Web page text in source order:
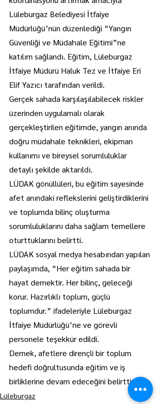
Lüleburgaz Belediyesi İtfaiye
Müdürlüğü’nün düzenlediği “Yangın
Güvenliği ve Müdahale Eğitimi”ne
katılım sağlandı. Eğitim, Lüleburgaz
İtfaiye Müdürü Haluk Tez ve İtfaiye Eri
Elif Yazıcı tarafından verildi.
Gerçek sahada karşılaşılabilecek riskler
üzerinden uygulamalı olarak
gerçekleştirilen eğitimde, yangın anında
doğru müdahale teknikleri, ekipman
kullanımı ve bireysel sorumluluklar
detaylı şekilde aktarıldı.
LÜDAK gönüllüleri, bu eğitim sayesinde
afet anındaki reflekslerini geliştirdiklerini
ve toplumda bilinç oluşturma
sorumluluklarını daha sağlam temellere
oturttuklarını belirtti.
LÜDAK sosyal medya hesabından yapılan
paylaşımda, “Her eğitim sahada bir
hayat demektir. Her bilinç, geleceği
korur. Hazırlıklı toplum, güçlü
toplumdur.” ifadeleriyle Lüleburgaz
İtfaiye Müdürlüğü’ne ve görevli
personele teşekkür edildi.
Dernek, afetlere dirençli bir toplum
hedefi doğrultusunda eğitim ve iş
birliklerine devam edeceğini belirtti.
Lüleburgaz